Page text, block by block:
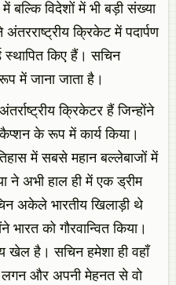
विदेशों में भी बड़ी संख्या
क्रिकेट में पदार्पण
स्थापित किए हैं। सचिन
में जाना जाता है।
क्रिकेटर हैं जिन्होंने
के रूप में कार्य किया।
में सबसे महान बल्लेबाजों में
ने अभी हाल ही में एक ड्रीम
अकेले भारतीय खिलाड़ी थे
को गौरवान्वित किया।
खेल है। सचिन हमेशा ही वहाँ
लगन और अपनी मेहनत से वो